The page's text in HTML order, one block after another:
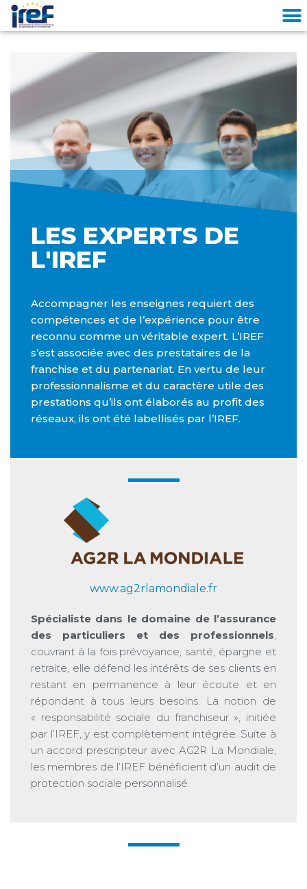
LES EXPERTS DE
L'IREF
Accompagner les enseignes requiert des
compétences et de l’expérience pour être
reconnu comme un véritable expert. L’IREF
s’est associée avec des prestataires de la
franchise et du partenariat. En vertu de leur
professionnalisme et du caractère utile des
prestations qu’ils ont élaborés au profit des
réseaux, ils ont été labellisés par l’IREF.
www.ag2rlamondiale.fr
Spécialiste dans le domaine de l’assurance
des particuliers et des professionnels,
couvrant à la fois prévoyance, santé, épargne et
retraite, elle défend les intérêts de ses clients en
restant en permanence à leur écoute et en
répondant à tous leurs besoins. La notion de
« responsabilité sociale du franchiseur », initiée
par l’IREF, y est complètement intégrée. Suite à
un accord prescripteur avec AG2R La Mondiale,
les membres de l’IREF bénéficient d’un audit de
protection sociale personnalisé.
Cookies management panel